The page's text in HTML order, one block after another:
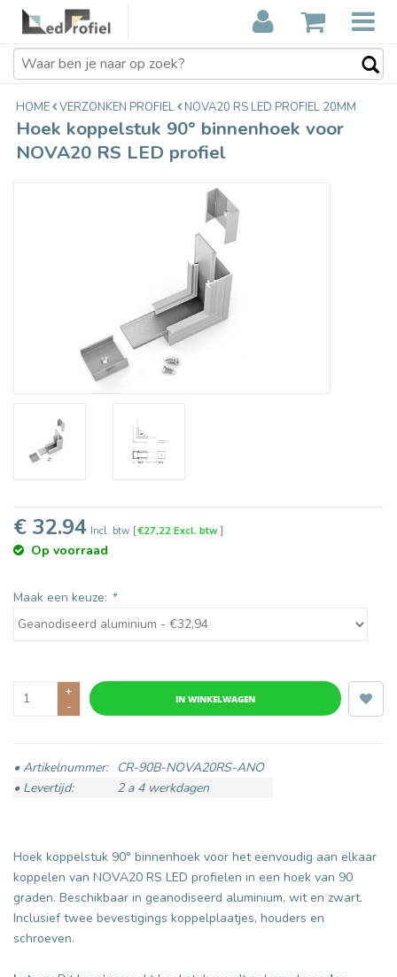
Hoek koppelstuk 90° binnenhoek
voor NOVA20 RS LED profiel
€32,94
HOME VERZONKEN PROFIEL NOVA20 RS LED PROFIEL 20MM
Hoek koppelstuk 90° binnenhoek voor
NOVA20 RS LED profiel
€ 32.94 Incl. btw [€27,22 Excl. btw]
Op voorraad
Maak een keuze: *
+
-
IN WINKELWAGEN
• Artikelnummer:
CR-90B-NOVA20RS-ANO
• Levertijd:
2 a 4 werkdagen
Hoek koppelstuk 90° binnenhoek voor het eenvoudig aan elkaar
koppelen van NOVA20 RS LED profielen in een hoek van 90
graden. Beschikbaar in geanodiseerd aluminium, wit en zwart.
Inclusief twee bevestigings koppelplaatjes, houders en
schroeven.